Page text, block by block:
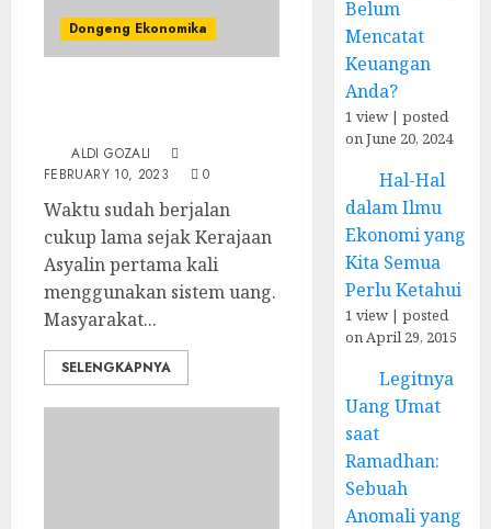
Dongeng Ekonomika
ALDI GOZALI
FEBRUARY 10, 2023
0
Waktu sudah berjalan
cukup lama sejak Kerajaan
Asyalin pertama kali
menggunakan sistem uang.
Masyarakat...
SELENGKAPNYA
Belum
Mencatat
Keuangan
Anda?
1 view |posted
on June 20, 2024
Hal-Hal
dalam Ilmu
Ekonomi yang
Kita Semua
Perlu Ketahui
1 view |posted
on April 29, 2015
Legitnya
Uang Umat
saat
Ramadhan:
Sebuah
Anomali yang